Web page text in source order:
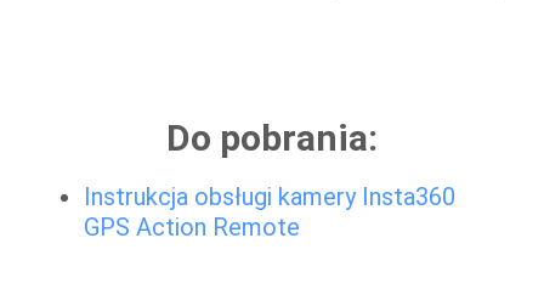
Do pobrania:
Instrukcja obsługi kamery Insta360
GPS Action Remote